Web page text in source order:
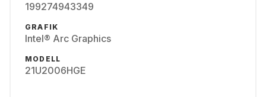
199274943349
GRAFIK
Intel® Arc Graphics
MODELL
21U2006HGE